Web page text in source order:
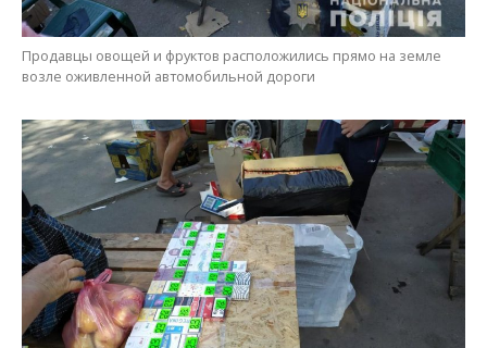
Продавцы овощей и фруктов расположились прямо на земле
возле оживленной автомобильной дороги